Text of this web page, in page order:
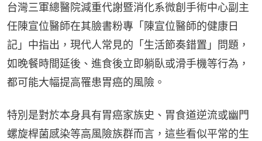
台灣三軍總醫院減重代謝暨消化系微創手術中心副主
任陳宣位醫師在其臉書粉專「陳宣位醫師的健康日
記」中指出，現代人常見的「生活節奏錯置」問題，
如晚餐時間延後、進食後立即躺臥或滑手機等行為，
都可能大幅提高罹患胃癌的風險。
特別是對於本身具有胃癌家族史、胃食道逆流或幽門
螺旋桿菌感染等高風險族群而言，這些看似平常的生